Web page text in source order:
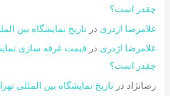
چقدر است؟​
غلامرضا اژدری درتاریخ نمایشگاه بین
غلامرضا اژدری در
چقدر است؟​
رضانژاد درتاریخ نمایشگاه بین المللی